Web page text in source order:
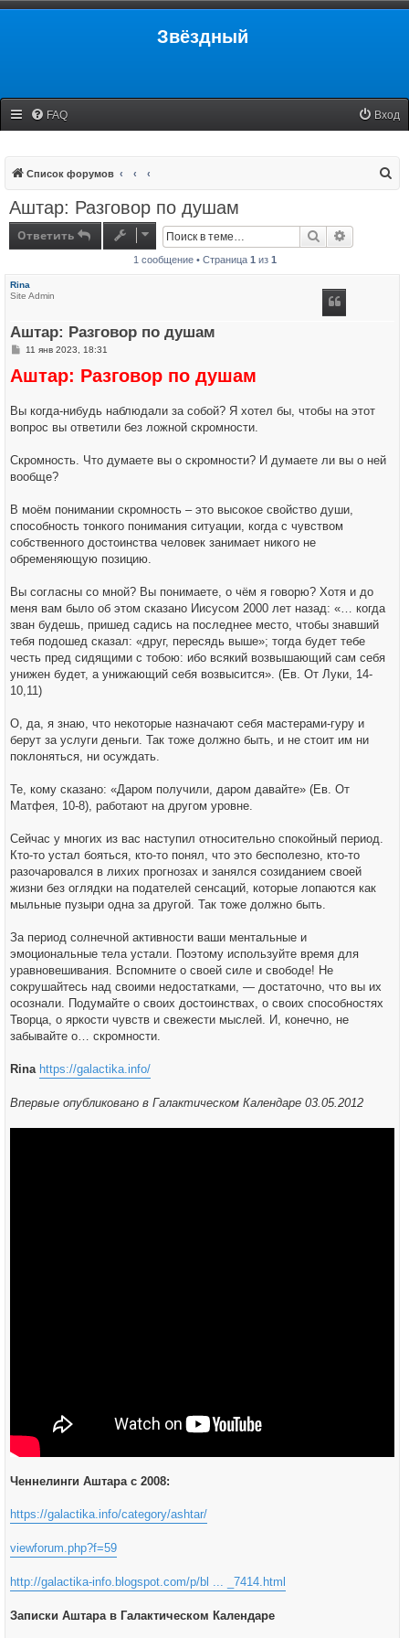
Звёздный
FAQ Вход
Список форумов
Аштар: Разговор по душам
Ответить Поиск
1 сообщение • Страница 1 из 1
Rina
Site Admin
Аштар: Разговор по душам
С
о
б
н
и
11 янв 2023, 18:31
Аштар: Разговор по душам
Вы когда-нибудь наблюдали за собой? Я хотел бы, чтобы на этот
вопрос вы ответили без ложной скромности.
Скромность. Что думаете вы о скромности? И думаете ли вы о ней
вообще?
В моём понимании скромность – это высокое свойство души,
способность тонкого понимания ситуации, когда с чувством
собственного достоинства человек занимает никого не
обременяющую позицию.
Вы согласны со мной? Вы понимаете, о чём я говорю? Хотя и до
меня вам было об этом сказано Иисусом 2000 лет назад: «… когда
зван будешь, пришед садись на последнее место, чтобы знавший
тебя подошед сказал: «друг, пересядь выше»; тогда будет тебе
честь пред сидящими с тобою: ибо всякий возвышающий сам себя
унижен будет, а унижающий себя возвысится». (Ев. От Луки, 14-
10,11)
О, да, я знаю, что некоторые назначают себя мастерами-гуру и
берут за услуги деньги. Так тоже должно быть, и не стоит им ни
поклоняться, ни осуждать.
Те, кому сказано: «Даром получили, даром давайте» (Ев. От
Матфея, 10-8), работают на другом уровне.
Сейчас у многих из вас наступил относительно спокойный период.
Кто-то устал бояться, кто-то понял, что это бесполезно, кто-то
разочаровался в лихих прогнозах и занялся созиданием своей
жизни без оглядки на подателей сенсаций, которые лопаются как
мыльные пузыри одна за другой. Так тоже должно быть.
За период солнечной активности ваши ментальные и
эмоциональные тела устали. Поэтому используйте время для
уравновешивания. Вспомните о своей силе и свободе! Не
сокрушайтесь над своими недостатками, — достаточно, что вы их
осознали. Подумайте о своих достоинствах, о своих способностях
Творца, о яркости чувств и свежести мыслей. И, конечно, не
забывайте о… скромности.
Rina https://galactika.info/
Впервые опубликовано в Галактическом Календаре 03.05.2012
Ченнелинги Аштара с 2008:
https://galactika.info/category/ashtar/
viewforum.php?f=59
http://galactika-info.blogspot.com/p/bl ... _7414.html
Записки Аштара в Галактическом Календаре